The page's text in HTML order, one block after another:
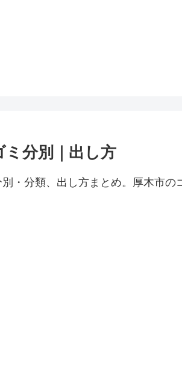
ミ分別｜出し方
・分類、出し方まとめ。厚木市の